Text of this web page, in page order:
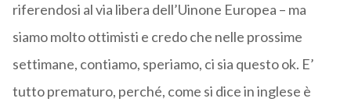
riferendosi al via libera dell’Uinone Europea – ma
siamo molto ottimisti e credo che nelle prossime
settimane, contiamo, speriamo, ci sia questo ok. E’
tutto prematuro, perché, come si dice in inglese è